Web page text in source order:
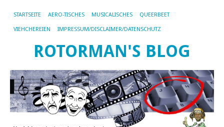
STARTSEITE AERO-TISCHES MUSICALISCHES QUEERBEET
VIEHCHEREIEN IMPRESSUM/DISCLAIMER/DATENSCHUTZ
ROTORMAN'S BLOG